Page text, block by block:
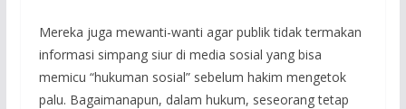
Mereka juga mewanti-wanti agar publik tidak termakan
informasi simpang siur di media sosial yang bisa
memicu “hukuman sosial” sebelum hakim mengetok
palu. Bagaimanapun, dalam hukum, seseorang tetap